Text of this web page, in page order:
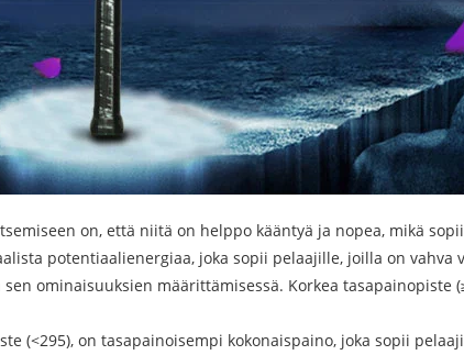
on, että niitä on helppo kääntyä ja nopea, mikä
potentiaalienergiaa, joka sopii pelaajille, joilla on
ominaisuuksien määrittämisessä. Korkea
(<295), on tasapainoisempi kokonaispaino, joka sopii